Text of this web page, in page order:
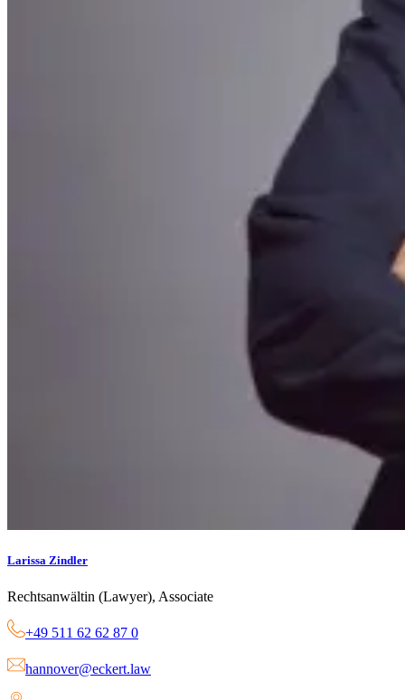
Larissa Zindler
Rechtsanwältin (Lawyer), Associate
+49 511 62 62 87 0
hannover@eckert.law